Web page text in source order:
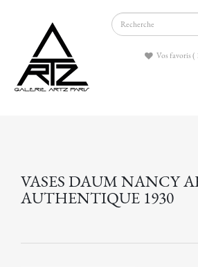
Vos favoris (
VASES DAUM NANCY
AUTHENTIQUE 1930